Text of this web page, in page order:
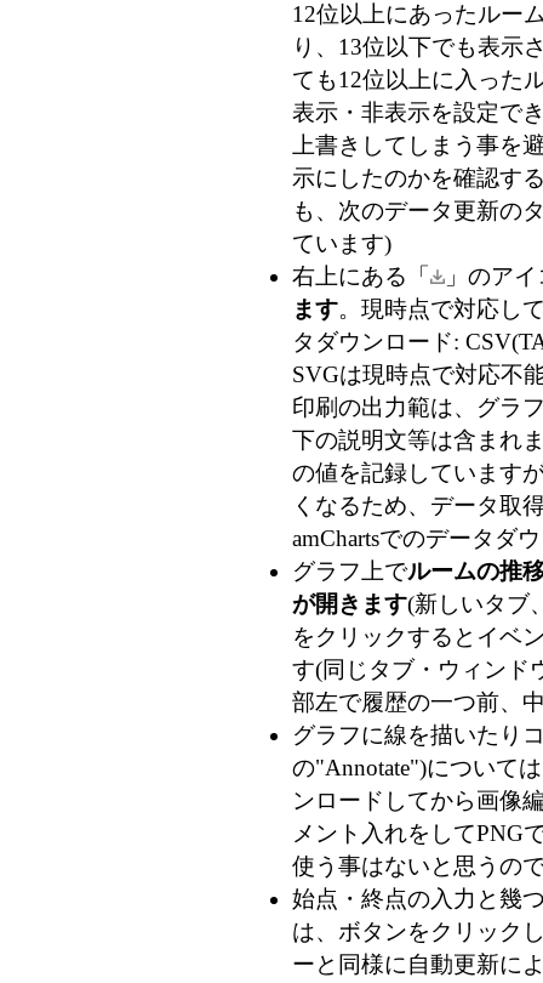
12位以上にあったルー
り、13位以下でも表示
ても12位以上に入った
表示・非表示を設定で
上書きしてしまう事を
示にしたのかを確認す
も、次のデータ更新の
ています)
右上にある「
」のアイ
ます。現時点で対応し
タダウンロード:
SVGは現時点で対応不
印刷の出力範は、グラ
下の説明文等は含まれ
の値を記録しています
くなるため、データ取
amChartsでのデータダ
グラフ上でルームの推
が開きます(新しいタブ
をクリックするとイベ
す(同じタブ・ウィンド
部左で履歴の一つ前、
グラフに線を描いたり
の"Annotate")について
ンロードしてから画像
メント入れをしてPNG
使う事はないと思うの
始点・終点の入力と幾
は、ボタンをクリック
ーと同様に自動更新に